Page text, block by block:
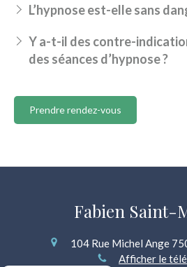
L’hypnose est-elle sans
Y a-t-il des contre-
des séances d’hypnose ?
Prendre rendez-vous
Fabien Saint-
104 Rue Michel Ange
Afficher le